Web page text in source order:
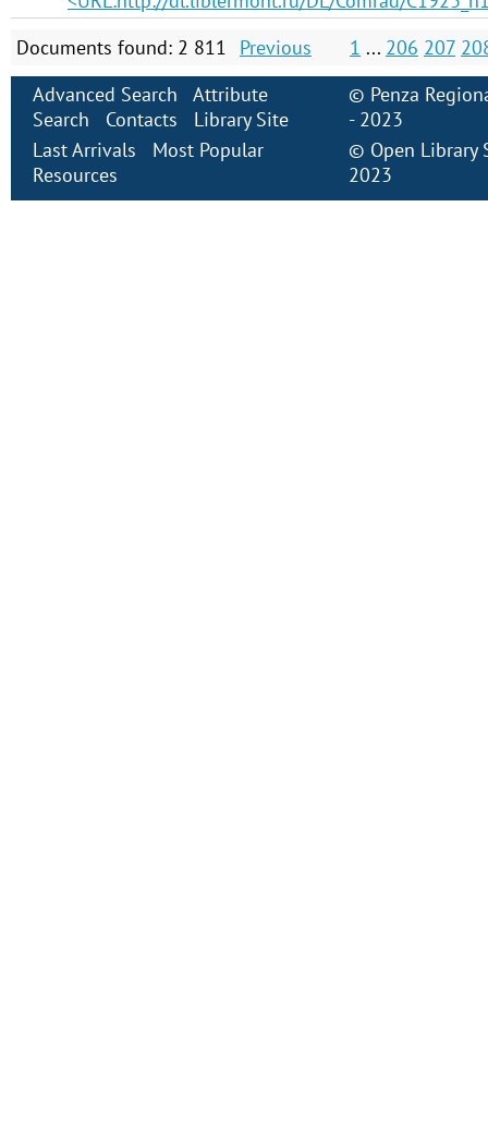
Documents found: 2 811
Previous 1 ... 206 207
Advanced Search
Attribute
Search
Contacts
Library Site
Last Arrivals
Most Popular
Resources
© Penza
- 2023
© Open Library
2023